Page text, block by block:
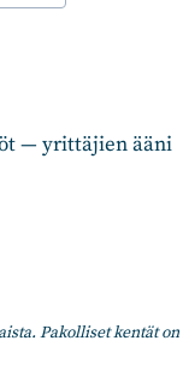
— yrittäjien ääni
Pakolliset kentät